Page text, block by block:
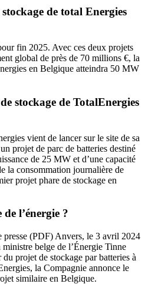
de total Energies
fin 2025. Avec ces deux projets
global de près de 70 millions €, la
en Belgique atteindra 50 MW
stockage de TotalEnergies
vient de lancer sur le site de sa
projet de parc de batteries destiné
de 25 MW et d’une capacité
la consommation journalière de
projet phare de stockage en
l’énergie ?
presse (PDF) Anvers, le 3 avril 2024
belge de l’Énergie Tinne
projet de stockage par batteries à
la Compagnie annonce le
similaire en Belgique.